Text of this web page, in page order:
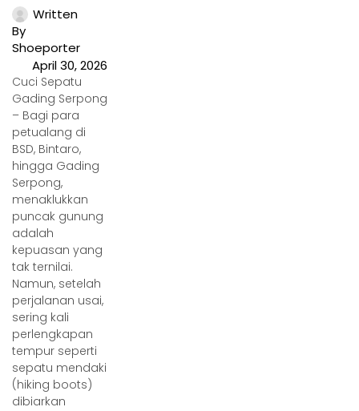
Written
By
Shoeporter
April 30, 2026
Cuci Sepatu
Gading Serpong
– Bagi para
petualang di
BSD, Bintaro,
hingga Gading
Serpong,
menaklukkan
puncak gunung
adalah
kepuasan yang
tak ternilai.
Namun, setelah
perjalanan usai,
sering kali
perlengkapan
tempur seperti
sepatu mendaki
(hiking boots)
dibiarkan